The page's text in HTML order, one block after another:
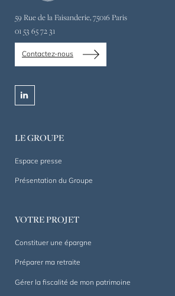
59 Rue de la Faisanderie, 75016 Paris
01 53 65 72 31
Contactez-nous
linkedin
LE GROUPE
Espace presse
Présentation du Groupe
VOTRE PROJET
Constituer une épargne
Préparer ma retraite
Gérer la fiscalité de mon patrimoine